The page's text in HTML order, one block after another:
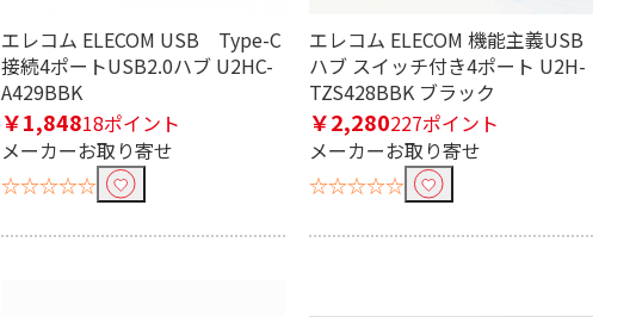
エレコム ELECOM USB Type-C
接続4ポートUSB2.0ハブ U2HC-
A429BBK
￥1,84818ポイント
メーカーお取り寄せ
☆☆☆☆☆
エレコム ELECOM 機能主義USB
ハブ スイッチ付き4ポート U2H-
TZS428BBK ブラック
￥2,280227ポイント
メーカーお取り寄せ
☆☆☆☆☆